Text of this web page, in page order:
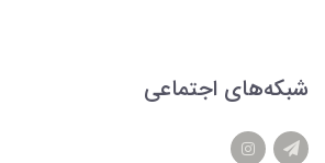
شبکه‌های اجتماعی